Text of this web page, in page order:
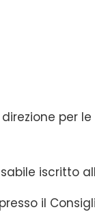
per
iscritto
il